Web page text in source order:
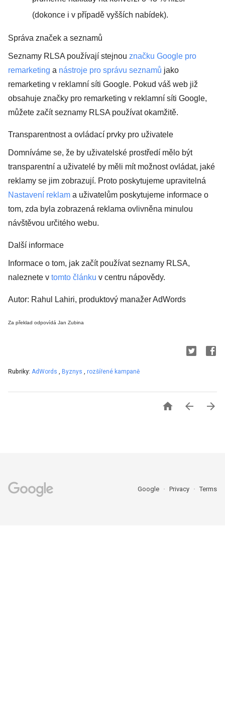
(dokonce i v případě vyšších nabídek).
Správa značek a seznamů
Seznamy RLSA používají stejnou značku Google pro
remarketing a nástroje pro správu seznamů jako
remarketing v reklamní síti Google. Pokud váš web již
obsahuje značky pro remarketing v reklamní síti Google,
můžete začít seznamy RLSA používat okamžitě.
Transparentnost a ovládací prvky pro uživatele
Domníváme se, že by uživatelské prostředí mělo být
transparentní a uživatelé by měli mít možnost ovládat, jaké
reklamy se jim zobrazují. Proto poskytujeme upravitelná
Nastavení reklam a uživatelům poskytujeme informace o
tom, zda byla zobrazená reklama ovlivněna minulou
návštěvou určitého webu.
Další informace
Informace o tom, jak začít používat seznamy RLSA,
naleznete v tomto článku v centru nápovědy.
Autor: Rahul Lahiri, produktový manažer AdWords
Za překlad odpovídá Jan Zubina
Rubriky: AdWords , Byznys , rozšířené kampaně
  
Google Privacy Terms